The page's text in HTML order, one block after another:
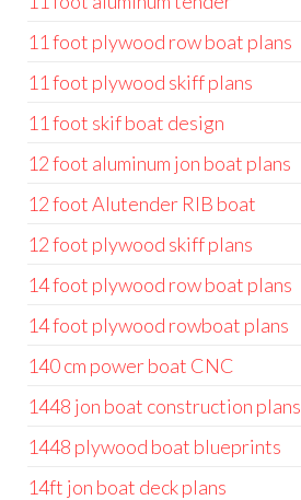
11 foot plywood row boat plans
11 foot plywood skiff plans
11 foot skif boat design
12 foot aluminum jon boat plans
12 foot Alutender RIB boat
12 foot plywood skiff plans
14 foot plywood row boat plans
14 foot plywood rowboat plans
140 cm power boat CNC
1448 jon boat construction plans
1448 plywood boat blueprints
14ft jon boat deck plans